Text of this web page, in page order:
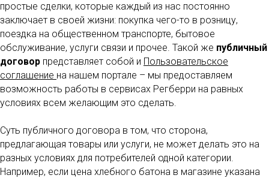
простые сделки, которые каждый из нас постоянно
заключает в своей жизни: покупка чего-то в розницу,
поездка на общественном транспорте, бытовое
обслуживание, услуги связи и прочее. Такой же публичный
договор представляет собой и Пользовательское
соглашение на нашем портале – мы предоставляем
возможность работы в сервисах Регберри на равных
условиях всем желающим это сделать.
Суть публичного договора в том, что сторона,
предлагающая товары или услуги, не может делать это на
разных условиях для потребителей одной категории.
Например, если цена хлебного батона в магазине указана